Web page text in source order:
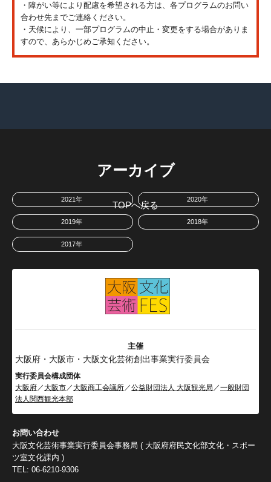
・障がい等により配慮を希望される方は、各プログラムのお問い
合わせ先までご連絡ください。
・天候により、一部プログラムの中止・変更をする場合がありま
すので、あらかじめご承知ください。
TOPへ戻る
アーカイブ
2021年 2020年
2019年 2018年
2017年
主催
大阪府・大阪市・大阪文化芸術創出事業実行委員会
実行委員会構成団体
大阪府／大阪市／大阪商工会議所／公益財団法人 大阪観光局 ／一般財団
法人関西観光本部
お問い合わせ
大阪文化芸術事業実行委員会事務局 ( 大阪府府民文化部文化・スポー
ツ室文化課内 )
TEL: 06-6210-9306